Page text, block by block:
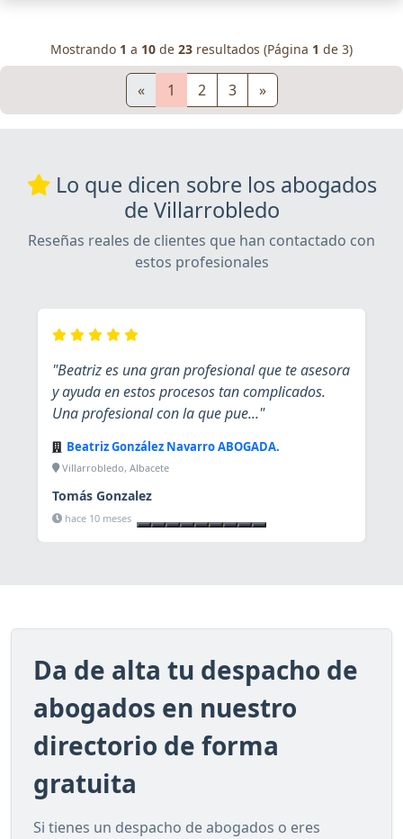
Mostrando 1 a 10 de 23 resultados (Página 1 de 3)
« 1 2 3 »
Lo que dicen sobre los abogados
de Villarrobledo
Reseñas reales de clientes que han contactado con
estos profesionales
"Beatriz es una gran profesional que te asesora
y ayuda en estos procesos tan complicados.
Una profesional con la que pue..."
Beatriz González Navarro ABOGADA.
Villarrobledo, Albacete
Tomás Gonzalez
hace 10 meses
Da de alta tu despacho de
abogados en nuestro
directorio de forma
gratuita
Si tienes un despacho de abogados o eres